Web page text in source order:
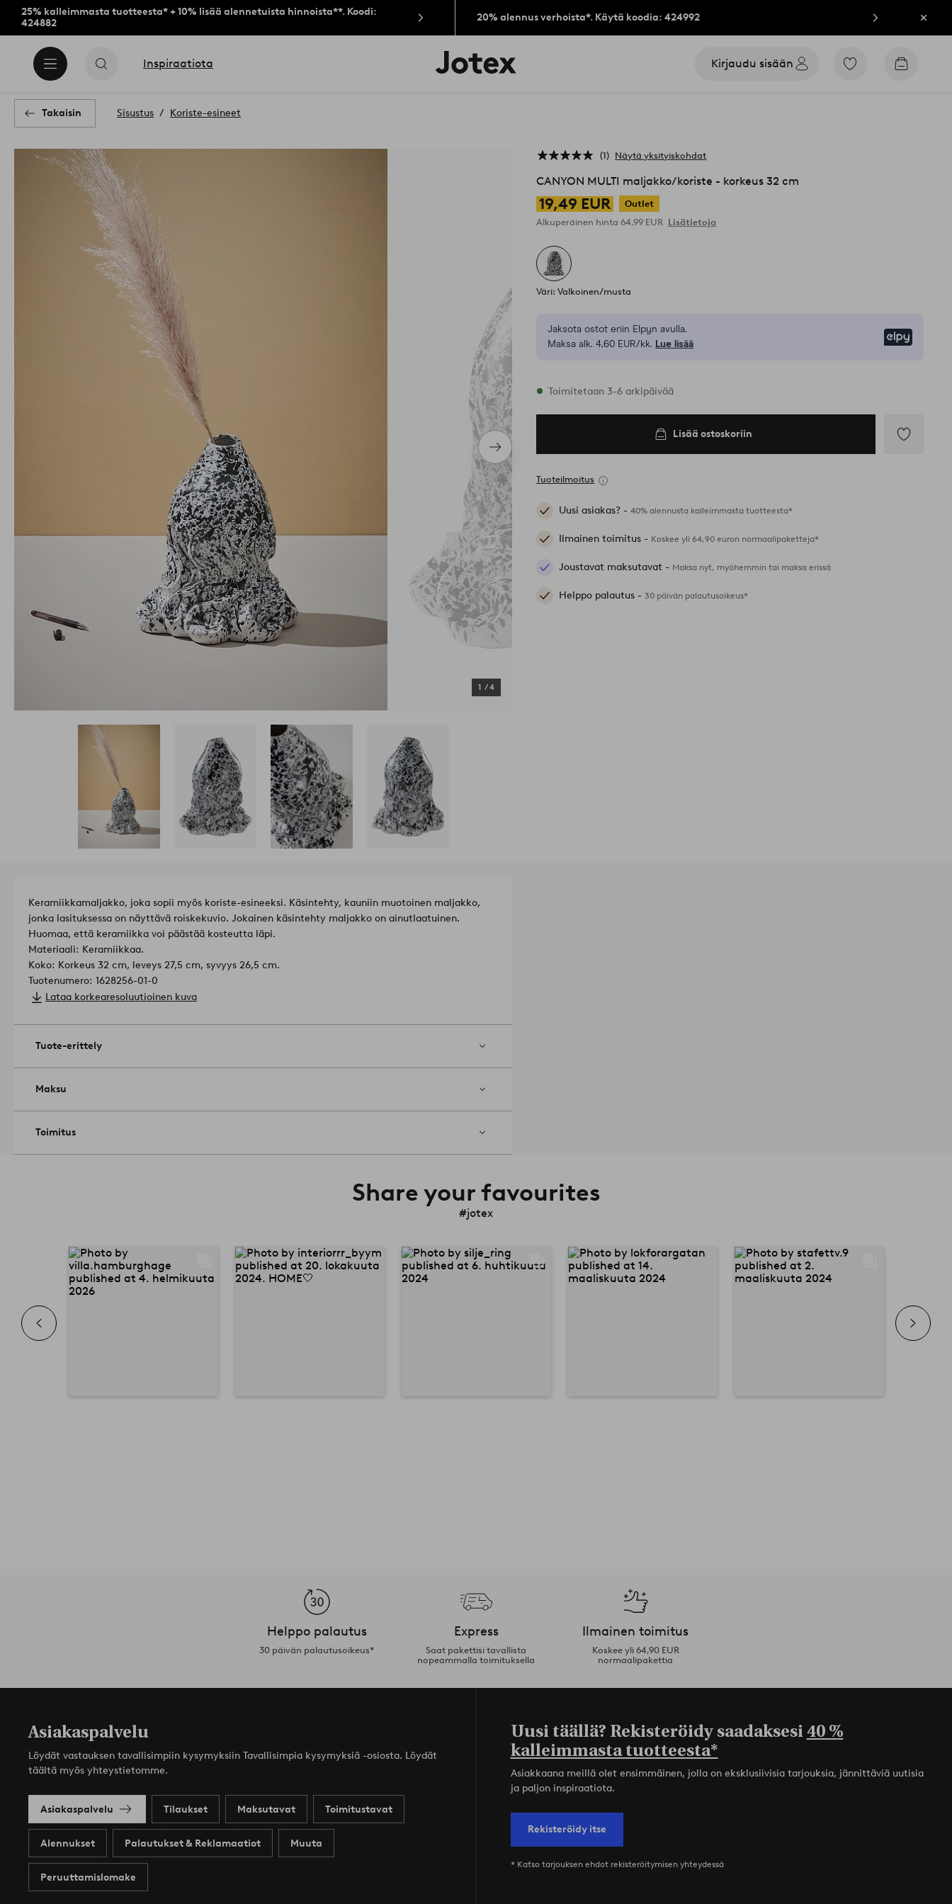
25% kalleimmasta tuotteesta* + 10% lisää alennetuista hinnoista**. Koodi:
424882
20% alennus verhoista*. Käytä koodia: 424992 Sulje
Inspiraatiota
Jotex-
logo
Kirjaudu sisään
Siirry
Siirry
Takaisin Sisustus Koriste-esineet
Seuraava
tuote
1 /4
1 Näytä yksityiskohdat
CANYON MULTI maljakko/koriste - korkeus 32 cm
19,49 EUR
Outlet
Alkuperäinen hinta64,99 EUR Lisätietoja
Väri: Valkoinen/musta
Jaksota ostot eriin Elpyn avulla.
Maksa alk. 4,60 EUR/kk. Lue lisää
Varastossa
Toimitetaan 3-6 arkipäivää
Lisää ostoskoriin
Tuoteilmoitus
Uusi asiakas? -40% alennusta kalleimmasta tuotteesta*
Ilmainen toimitus - Koskee yli 64,90 euron normaalipaketteja*
Joustavat maksutavat - Maksa nyt, myöhemmin tai maksa erissä
Helppo palautus -30 päivän palautusoikeus*
Keramiikkamaljakko, joka sopii myös koriste-esineeksi. Käsintehty, kauniin muotoinen maljakko,
jonka lasituksessa on näyttävä roiskekuvio. Jokainen käsintehty maljakko on ainutlaatuinen.
Huomaa, että keramiikka voi päästää kosteutta läpi.
Materiaali: Keramiikkaa.
Koko: Korkeus 32 cm, leveys 27,5 cm, syvyys 26,5 cm.
Tuotenumero: 1628256-01-0
Lataa korkearesoluutioinen kuva
Tuote-erittely
Maksu
Toimitus
Share your favourites
#jotex
Helppo palautus
30 päivän palautusoikeus*
Express
Saat pakettisi tavallista
nopeammalla toimituksella
Ilmainen toimitus
Koskee yli 64,90 EUR
normaalipakettia
Asiakaspalvelu
Löydät vastauksen tavallisimpiin kysymyksiin Tavallisimpia kysymyksiä -osiosta. Löydät
täältä myös yhteystietomme.
Asiakaspalvelu Tilaukset Maksutavat Toimitustavat
Alennukset Palautukset & Reklamaatiot Muuta
Peruuttamislomake
Uusi täällä? Rekisteröidy saadaksesi40 %
kalleimmasta tuotteesta*
Asiakkaana meillä olet ensimmäinen, jolla on eksklusiivisia tarjouksia, jännittäviä uutisia
ja paljon inspiraatiota.
Rekisteröidy itse
* Katso tarjouksen ehdot rekisteröitymisen yhteydessä